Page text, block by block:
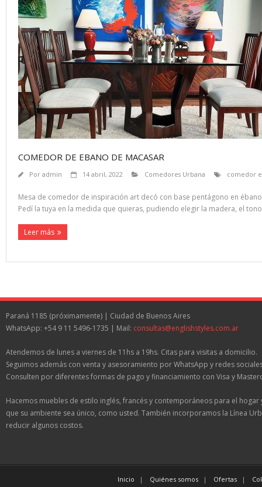
COMEDOR DE EBANO DE MACASAR
Por admin 14 abril, 2022 Comedores Urbana comedor
Mesa de comedor de inspiración art decó con base pentágono en
Pedí la tuya en la medida que quieras, pudiendo elegir la madera, el
Leer más
Paraná 1185 (próximamente) | Ciudad de Buenos Aires
WhatsApp: +54 9 11 5496-1735 | Mail: consultas@englishstyles.com.ar
Atendemos de lunes a viernes de 11hs a 19hs. Citas para visitas a domicilio.
Seguimos además con venta y asesoramiento por WhatsApp y redes
Consulten por diferentes formas de pago y financiamiento con Visa y
Hacemos muebles de estilo inglés, francés y contemporáneos para el
que su ambiente sea único, como usted. También incorporamos la Línea
reducir algunos costos.
Inicio Quiénes somos Ofertas